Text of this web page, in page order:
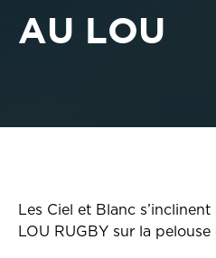
AU LOU
Les Ciel et Blanc
LOU RUGBY sur la